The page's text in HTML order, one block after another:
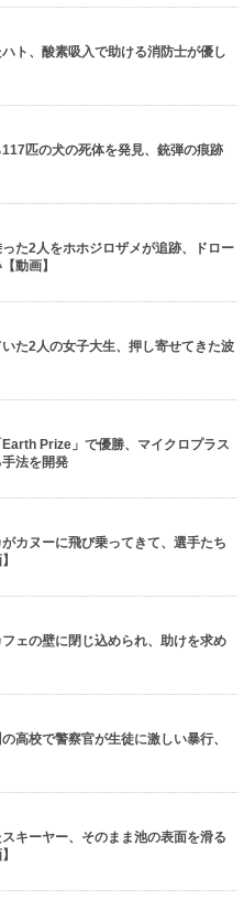
ト、酸素吸入で助ける消防士が優し
匹の犬の死体を発見、銃弾の痕跡
た2人をホホジロザメが追跡、ドロー
動画】
た2人の女子大生、押し寄せてきた波
Prize」で優勝、マイクロプラス
法を開発
カヌーに飛び乗ってきて、選手たち
ェの壁に閉じ込められ、助けを求め
高校で警察官が生徒に激しい暴行、
キーヤー、そのまま池の表面を滑る